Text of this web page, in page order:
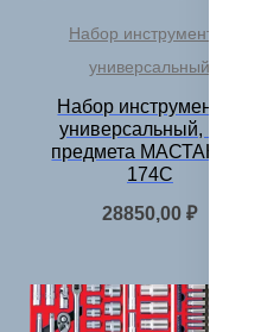
Набор инструментов
универсальный
Набор инструментов
универсальный, 174
предмета МАСТАК 01-
174C
28850,00₽